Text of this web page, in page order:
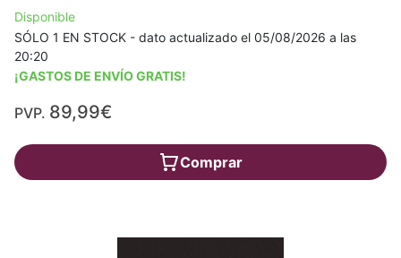
Disponible
SÓLO 1 EN STOCK - dato actualizado el 05/08/2026 a las
20:20
¡GASTOS DE ENVÍO GRATIS!
PVP. 89,99€
Comprar